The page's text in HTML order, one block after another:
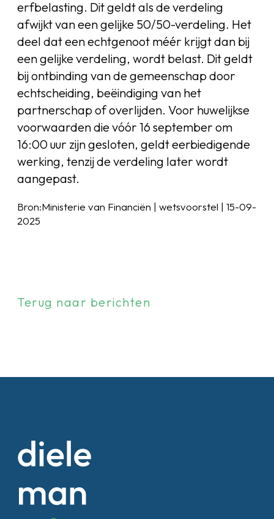
erfbelasting. Dit geldt als de verdeling
afwijkt van een gelijke 50/50-verdeling. Het
deel dat een echtgenoot méér krijgt dan bij
een gelijke verdeling, wordt belast. Dit geldt
bij ontbinding van de gemeenschap door
echtscheiding, beëindiging van het
partnerschap of overlijden. Voor huwelijkse
voorwaarden die vóór 16 september om
16:00 uur zijn gesloten, geldt eerbiedigende
werking, tenzij de verdeling later wordt
aangepast.
Bron:Ministerie van Financiën | wetsvoorstel | 15-09-
2025
Terug naar berichten